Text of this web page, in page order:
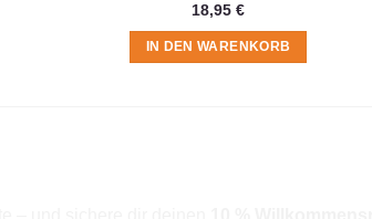
18,95 €
IN DEN WARENKORB